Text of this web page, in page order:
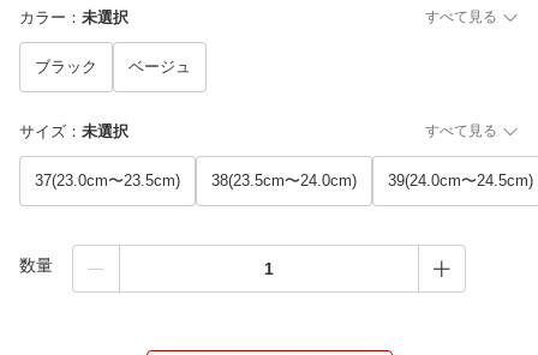
カラー ： 未選択 すべて見る
ブラック ベージュ
サイズ ： 未選択 すべて見る
37(23.0cm〜23.5cm) 38(23.5cm〜24.0cm) 39(24.0cm〜24.5cm)
数量